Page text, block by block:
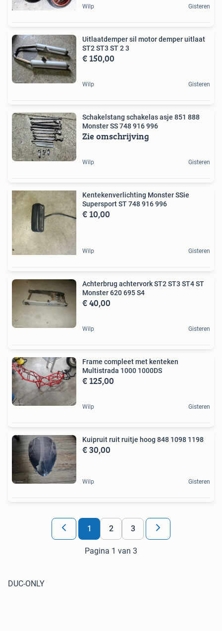
Wilp Gisteren
Uitlaatdemper sil motor demper uitlaat
ST2 ST3 ST 2 3
€ 150,00
Wilp Gisteren
Schakelstang schakelas asje 851 888
Monster SS 748 916 996
Zie omschrijving
Wilp Gisteren
Kentekenverlichting Monster SSie
Supersport ST 748 916 996
€ 10,00
Wilp Gisteren
Achterbrug achtervork ST2 ST3 ST4 ST
Monster 620 695 S4
€ 40,00
Wilp Gisteren
Frame compleet met kenteken
Multistrada 1000 1000DS
€ 125,00
Wilp Gisteren
Kuipruit ruit ruitje hoog 848 1098 1198
€ 30,00
Wilp Gisteren
1 2 3
Pagina 1 van 3
DUC-ONLY